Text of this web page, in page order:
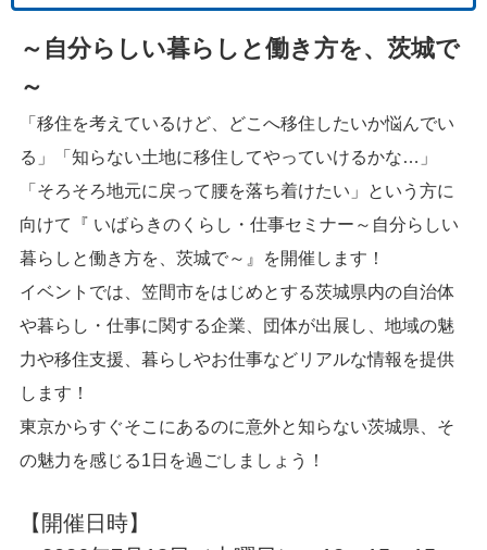
～自分らしい暮らしと働き方を、茨城で
～
「移住を考えているけど、どこへ移住したいか悩んでい
る」「知らない土地に移住してやっていけるかな…」
「そろそろ地元に戻って腰を落ち着けたい」という方に
向けて『 いばらきのくらし・仕事セミナー～自分らしい
暮らしと働き方を、茨城で～』を開催します！
イベントでは、笠間市をはじめとする茨城県内の自治体
や暮らし・仕事に関する企業、団体が出展し、地域の魅
力や移住支援、暮らしやお仕事などリアルな情報を提供
します！
東京からすぐそこにあるのに意外と知らない茨城県、そ
の魅力を感じる1日を過ごしましょう！
【開催日時】